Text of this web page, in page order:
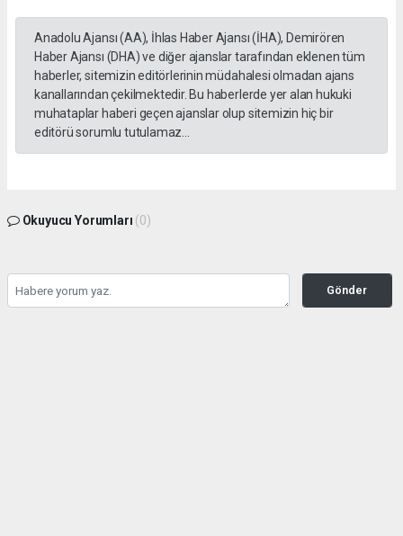
Anadolu Ajansı (AA), İhlas Haber Ajansı (İHA), Demirören
Haber Ajansı (DHA) ve diğer ajanslar tarafından eklenen tüm
haberler, sitemizin editörlerinin müdahalesi olmadan ajans
kanallarından çekilmektedir. Bu haberlerde yer alan hukuki
muhataplar haberi geçen ajanslar olup sitemizin hiç bir
editörü sorumlu tutulamaz...
Okuyucu Yorumları (0)
Gönder